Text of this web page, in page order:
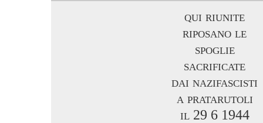
qui riunite
riposano le
spoglie
sacrificate
dai nazifascisti
a pratarutoli
il 29 6 1944